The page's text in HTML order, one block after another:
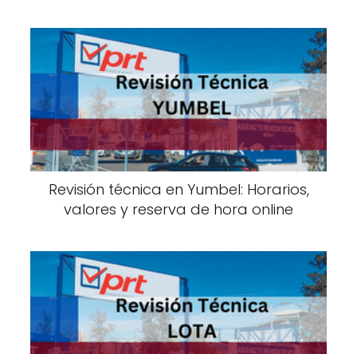
Revisión técnica en Yumbel: Horarios,
valores y reserva de hora online